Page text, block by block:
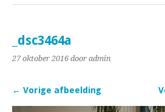
_dsc3464a
27 oktober 2016 door admin
← Vorige afbeelding